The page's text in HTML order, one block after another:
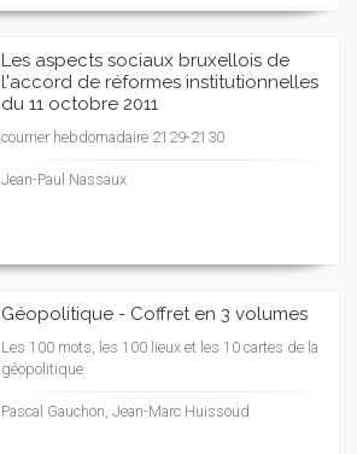
Les aspects sociaux bruxellois de
l'accord de réformes institutionnelles
du 11 octobre 2011
courrier hebdomadaire 2129-2130
Jean-Paul Nassaux
Géopolitique - Coffret en 3 volumes
Les 100 mots, les 100 lieux et les 10 cartes de la
géopolitique
Pascal Gauchon, Jean-Marc Huissoud